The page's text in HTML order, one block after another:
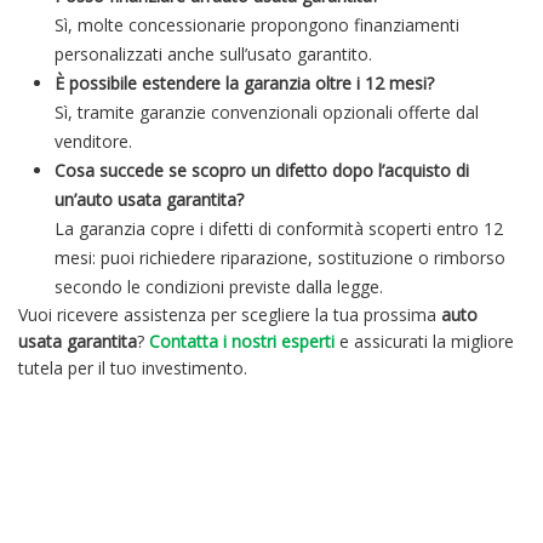
Sì, molte concessionarie propongono finanziamenti
personalizzati anche sull’usato garantito.
È possibile estendere la garanzia oltre i 12 mesi?
Sì, tramite garanzie convenzionali opzionali offerte dal
venditore.
Cosa succede se scopro un difetto dopo l’acquisto di
un’auto usata garantita?
La garanzia copre i difetti di conformità scoperti entro 12
mesi: puoi richiedere riparazione, sostituzione o rimborso
secondo le condizioni previste dalla legge.
Vuoi ricevere assistenza per scegliere la tua prossima auto
usata garantita? Contatta i nostri esperti e assicurati la migliore
tutela per il tuo investimento.